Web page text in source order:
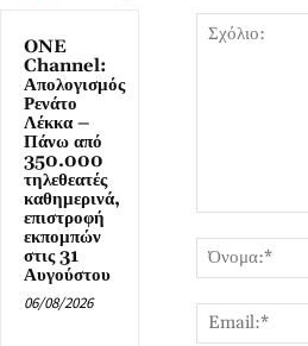
ONE
Channel:
Απολογισμός
Ρενάτο
Λέκκα –
Πάνω από
350.000
τηλεθεατές
καθημερινά,
επιστροφή
εκπομπών
στις 31
Αυγούστου
06/08/2026